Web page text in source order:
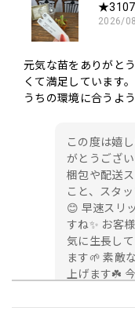
2026/
元気な苗をありがと
くて満足しています
うちの環境に合うよ
この度は嬉
がとうござ
梱包や配送
こと、スタ
😊 早速スリ
すね✨ お客
気に生長し
ます🌱 素敵
上げます☘️ 今